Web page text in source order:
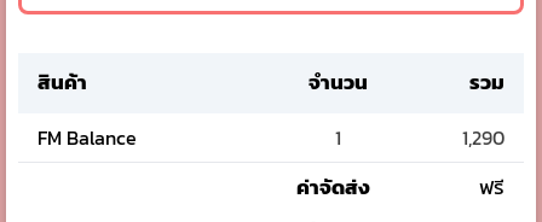
สินค้า จำนวน รวม
FM Balance 1 1,290
ค่าจัดส่ง
ฟรี